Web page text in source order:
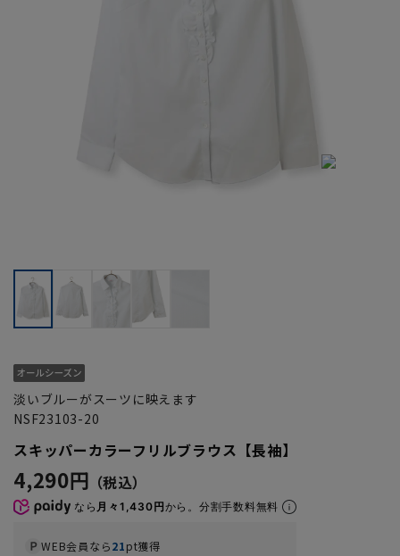
淡いブルーがスーツに映えます
NSF23103-20
スキッパーカラーフリルブラウス【長袖】
4,290円
なら 月々1,430円から。分割手数料無料
WEB会員なら21pt獲得